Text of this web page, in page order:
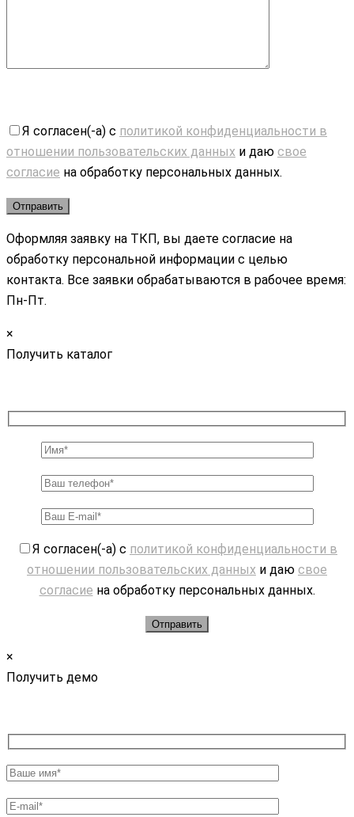
Я согласен(-а) с политикой конфиденциальности в
отношении пользовательских данных и даю свое
согласие на обработку персональных данных.
Оформляя заявку на ТКП, вы даете согласие на
обработку персональной информации с целью
контакта. Все заявки обрабатываются в рабочее время:
Пн-Пт.
×
Получить каталог
Я согласен(-а) с политикой конфиденциальности в
отношении пользовательских данных и даю свое
согласие на обработку персональных данных.
×
Получить демо